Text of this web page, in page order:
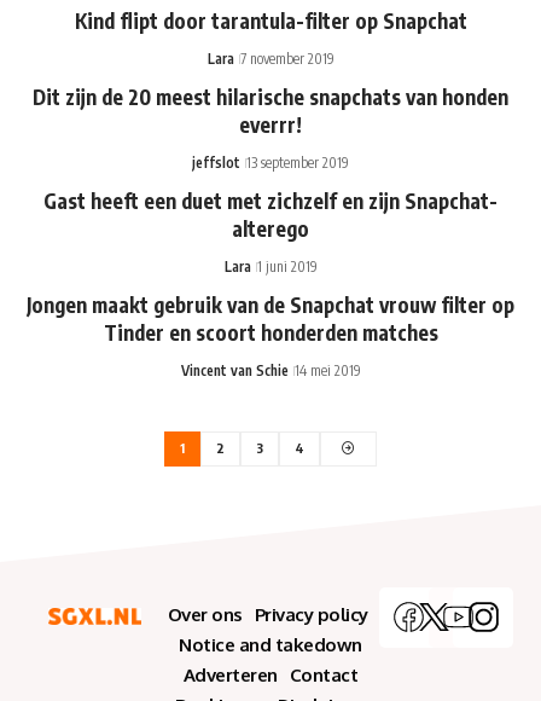
Kind flipt door tarantula-filter op Snapchat
Lara 7 november 2019
Dit zijn de 20 meest hilarische snapchats van honden
everrr!
jeffslot 13 september 2019
Gast heeft een duet met zichzelf en zijn Snapchat-
alterego
Lara 1 juni 2019
Jongen maakt gebruik van de Snapchat vrouw filter op
Tinder en scoort honderden matches
Vincent van Schie 14 mei 2019
1 2 3 4
Over ons
Privacy policy
Notice and takedown
Adverteren
Contact